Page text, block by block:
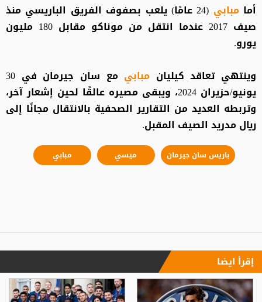
أما مبابي
(24 عامًا) يلعب بصفوف الفريق الباريسي منذ
صيف 2017 عندما انتقل من موناكو مقابل 180 مليون
يورو.
وينتهي تعاقد كيليان مبابي
مع سان جيرمان في 30
يونيو/حزيران 2024، ويبقى مصيره عالقًا لحين إشعار آخر،
وتربطه العديد من التقارير الصحفية بالانتقال مجانًا إلى
ريال مدريد الصيف المقبل.
باريس سان جيرمان ميسي مبابي
إقرأ ايضا